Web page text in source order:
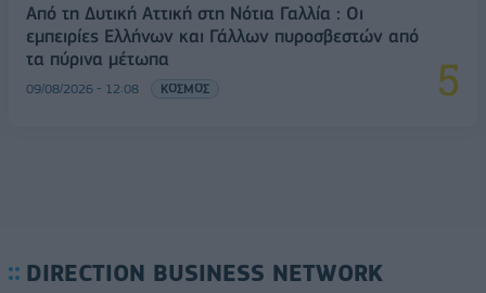
Από τη Δυτική Αττική στη Νότια Γαλλία : Οι
εμπειρίες Ελλήνων και Γάλλων πυροσβεστών από
τα πύρινα μέτωπα
09/08/2026 - 12:08 ΚΟΣΜΟΣ
DIRECTION BUSINESS NETWORK